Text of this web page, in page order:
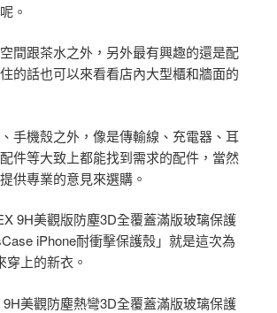
。
間跟茶水之外，另外最有興趣的還是配
的話也可以來看看店內大型櫃和牆面的
手機殼之外，像是傳輸線、充電器、耳
件等大致上都能找到需求的配件，當然
供專業的意見來選購。
9H美觀版防塵3D全覆蓋滿版玻璃保護
iPhone耐衝擊保護殼」就是這次為
穿上的新衣。
美觀防塵熱彎3D全覆蓋滿版玻璃保護